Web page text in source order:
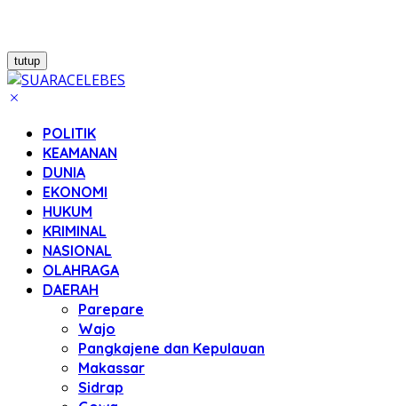
tutup
POLITIK
KEAMANAN
DUNIA
EKONOMI
HUKUM
KRIMINAL
NASIONAL
OLAHRAGA
DAERAH
Parepare
Wajo
Pangkajene dan Kepulauan
Makassar
Sidrap